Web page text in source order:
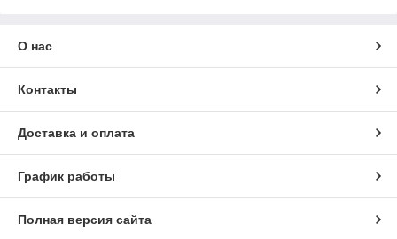
О нас
Контакты
Доставка и оплата
График работы
Полная версия сайта